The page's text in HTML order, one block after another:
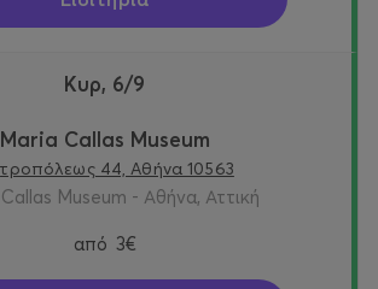
Κυρ, 6/9
Maria Callas Museum
44, Αθήνα 10563
Museum - Αθήνα, Αττική
από 3€